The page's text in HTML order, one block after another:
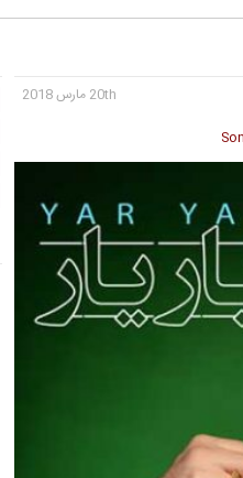
20th مارس 2018